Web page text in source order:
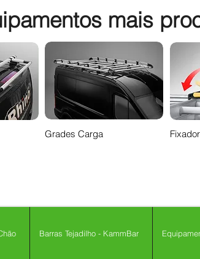
mais
Grades Carga
Barras Tejadilho - KammBar